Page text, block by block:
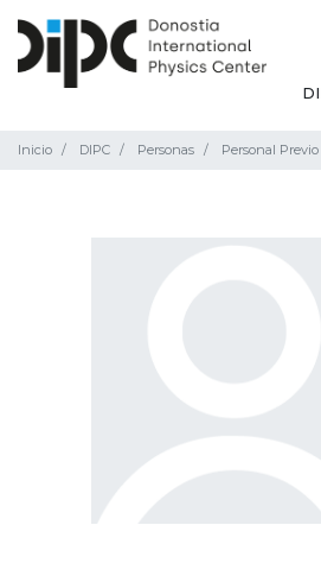
Inicio DIPC Personas Personal Previo